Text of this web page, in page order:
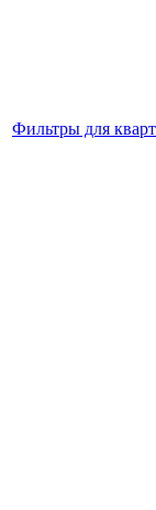
Фильтры для